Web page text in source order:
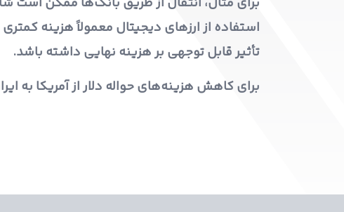
استفاده از ارزهای دیجیتال معمولاً هزینه
تأثیر قابل توجهی بر هزینه نهایی داشته باشد.
برای کاهش هزینه‌های حواله دلار از آمریکا